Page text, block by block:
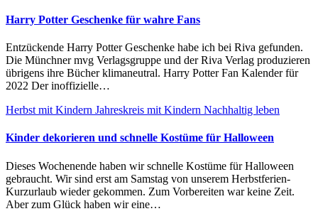
Harry Potter Geschenke für wahre Fans
Entzückende Harry Potter Geschenke habe ich bei Riva gefunden.
Die Münchner mvg Verlagsgruppe und der Riva Verlag produzieren
übrigens ihre Bücher klimaneutral. Harry Potter Fan Kalender für
2022 Der inoffizielle…
Herbst mit Kindern Jahreskreis mit Kindern Nachhaltig leben
Kinder dekorieren und schnelle Kostüme für Halloween
Dieses Wochenende haben wir schnelle Kostüme für Halloween
gebraucht. Wir sind erst am Samstag von unserem Herbstferien-
Kurzurlaub wieder gekommen. Zum Vorbereiten war keine Zeit.
Aber zum Glück haben wir eine…